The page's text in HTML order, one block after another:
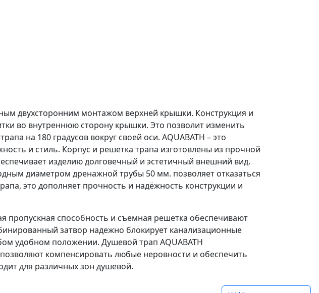
двухсторонним монтажом верхней крышки. Конструкция и
во внутреннюю сторону крышки. Это позволит изменить
на 180 градусов вокруг своей оси. AQUABATH – это
и стиль. Корпус и решетка трапа изготовлены из прочной
изделию долговечный и эстетичный внешний вид.
диаметром дренажной трубы 50 мм. позволяет отказаться
это дополняет прочность и надёжность конструкции и
способность и съемная решетка обеспечивают
затвор надежно блокирует канализационные
удобном положении. Душевой трап AQUABATH
компенсировать любые неровности и обеспечить
для различных зон душевой.